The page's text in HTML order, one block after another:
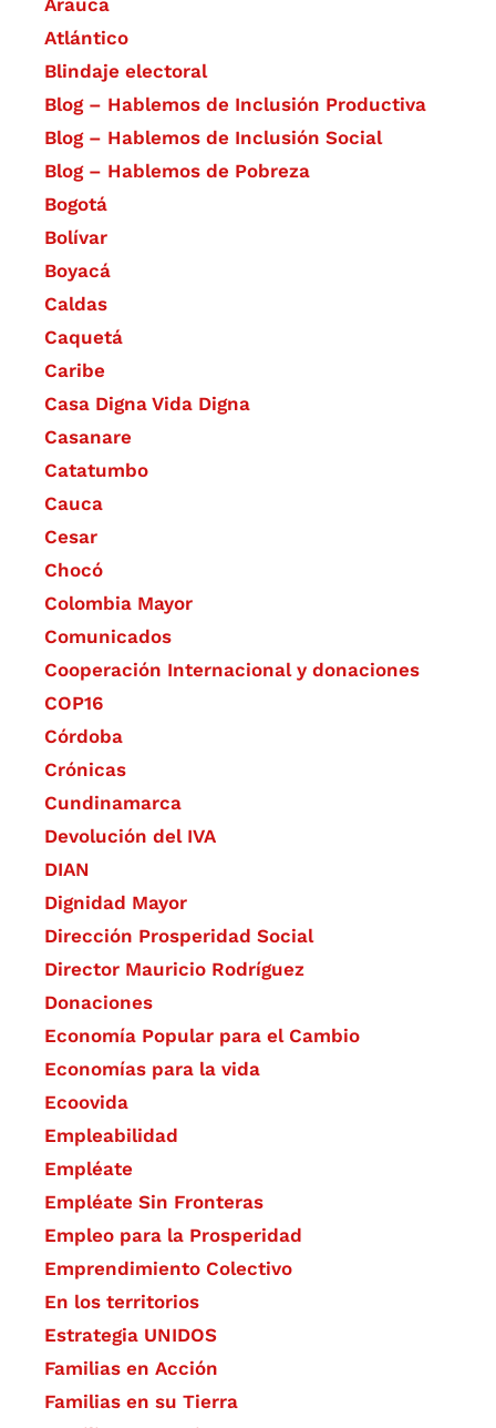
Atlántico
Blindaje electoral
Blog – Hablemos de Inclusión Productiva
Blog – Hablemos de Inclusión Social
Blog – Hablemos de Pobreza
Bogotá
Bolívar
Boyacá
Caldas
Caquetá
Caribe
Casa Digna Vida Digna
Casanare
Catatumbo
Cauca
Cesar
Chocó
Colombia Mayor
Comunicados
Cooperación Internacional y donaciones
COP16
Córdoba
Crónicas
Cundinamarca
Devolución del IVA
DIAN
Dignidad Mayor
Dirección Prosperidad Social
Director Mauricio Rodríguez
Donaciones
Economía Popular para el Cambio
Economías para la vida
Ecoovida
Empleabilidad
Empléate
Empléate Sin Fronteras
Empleo para la Prosperidad
Emprendimiento Colectivo
En los territorios
Estrategia UNIDOS
Familias en Acción
Familias en su Tierra